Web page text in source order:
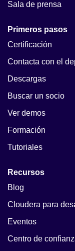
Sala de prensa
Primeros pasos
Certificación
Contacta con el
Descargas
Buscar un socio
Ver demos
Formación
Tutoriales
Recursos
Blog
Cloudera para
Eventos
Centro de